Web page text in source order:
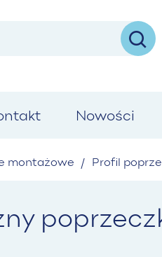
Nowości
montażowe / Profil